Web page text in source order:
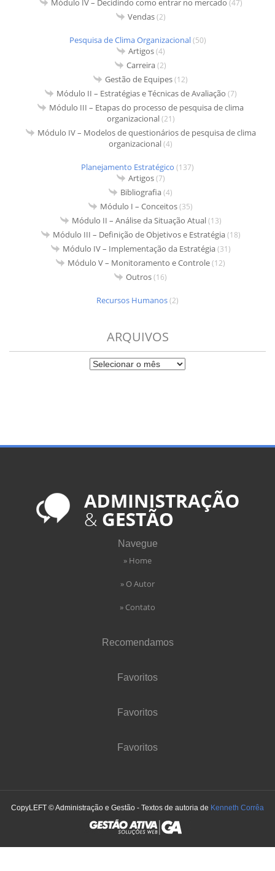
Módulo IV – Decidindo como entrar no mercado (47)
Vendas(2)
Pesquisa de Clima Organizacional(50)
Artigos(4)
Carreira(2)
Gestão de Equipes(12)
Módulo II – Estratégias e Técnicas de Avaliação (7)
Módulo III – Etapas do processo de pesquisa de clima
organizacional(21)
Módulo IV – Modelos de questionários de pesquisa de clima
organizacional(4)
Planejamento Estratégico (137)
Artigos(7)
Bibliografia(4)
Módulo I – Conceitos(35)
Módulo II – Análise da Situação Atual(13)
Módulo III – Definição de Objetivos e Estratégia(18)
Módulo IV – Implementação da Estratégia(31)
Módulo V – Monitoramento e Controle(12)
Outros(16)
Recursos Humanos(2)
ARQUIVOS
Navegue
» Home
» O Autor
» Contato
Recomendamos
Favoritos
Favoritos
Favoritos
CopyLEFT © Administração e Gestão - Textos de autoria de Kenneth Corrêa